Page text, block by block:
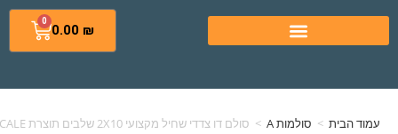
סולמות A > סולם דו צדדי שחיל מקצועי 2X10 שלבים תוצרת GIERRE SCALE איטליה